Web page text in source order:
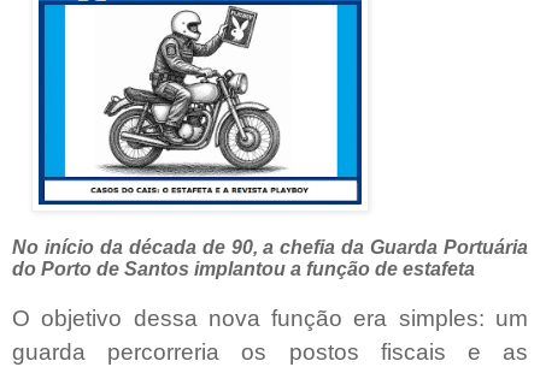
No início da década de 90, a chefia da Guarda Portuária
do Porto de Santos implantou a função de estafeta
O objetivo dessa nova funçãoera simples: um
guarda percorreria os postos fiscais e as